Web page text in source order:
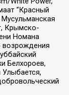
“Красный
Крымско-
Номана
возрождения
Белхороев,